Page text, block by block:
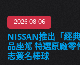
2026-08-06
NISSAN推出「經
品座駕 特選原廠零
志簽名棒球